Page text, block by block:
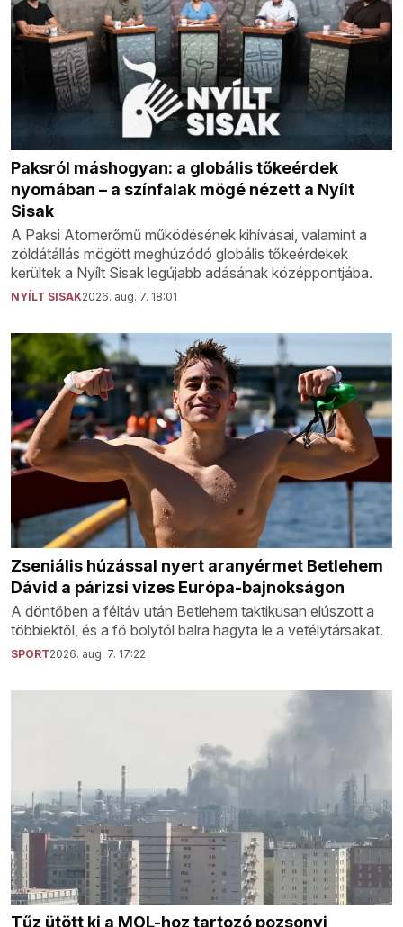
Paksról máshogyan: a globális tőkeérdek
nyomában – a színfalak mögé nézett a Nyílt
Sisak
A Paksi Atomerőmű működésének kihívásai, valamint a
zöldátállás mögött meghúzódó globális tőkeérdekek
kerültek a Nyílt Sisak legújabb adásának középpontjába.
NYÍLT SISAK2026. aug. 7. 18:01
Zseniális húzással nyert aranyérmet Betlehem
Dávid a párizsi vizes Európa-bajnokságon
A döntőben a féltáv után Betlehem taktikusan elúszott a
többiektől, és a fő bolytól balra hagyta le a vetélytársakat.
SPORT2026. aug. 7. 17:22
Tűz ütött ki a MOL-hoz tartozó pozsonyi